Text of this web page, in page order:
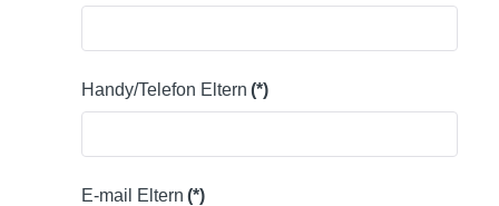
Handy/Telefon Eltern (*)
E-mail Eltern (*)